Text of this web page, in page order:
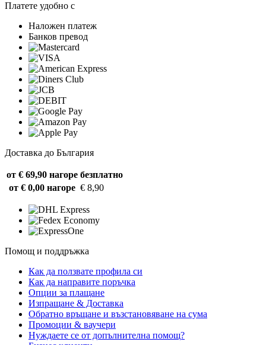
Платете удобно с
Наложен платеж
Банков превод
Доставка до България
от € 69,90 нагоре безплатно
от € 0,00 нагоре € 8,90
Помощ и поддръжка
Как да ползвате профила си
Как да направите поръчка
Опции за плащане
Изпращане & Доставка
Обратно връщане и възстановяване на сума
Промоции & ваучери
Нуждаете се от допълнителна помощ?